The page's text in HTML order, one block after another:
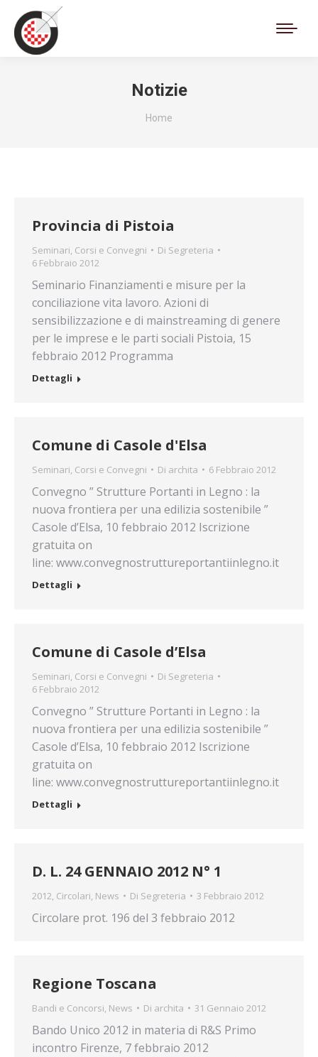
Notizie
Tu sei qui:
Home
Provincia di Pistoia
Seminari, Corsi e Convegni Di Segreteria
6 Febbraio 2012
Seminario Finanziamenti e misure per la
conciliazione vita lavoro. Azioni di
sensibilizzazione e di mainstreaming di genere
per le imprese e le parti sociali Pistoia, 15
febbraio 2012 Programma
Dettagli
Comune di Casole d'Elsa
Seminari, Corsi e Convegni Di archita 6 Febbraio 2012
Convegno ” Strutture Portanti in Legno : la
nuova frontiera per una edilizia sostenibile ”
Casole d’Elsa, 10 febbraio 2012 Iscrizione
gratuita on
line: www.convegnostruttureportantiinlegno.it
Dettagli
Comune di Casole d’Elsa
Seminari, Corsi e Convegni Di Segreteria
6 Febbraio 2012
Convegno ” Strutture Portanti in Legno : la
nuova frontiera per una edilizia sostenibile ”
Casole d’Elsa, 10 febbraio 2012 Iscrizione
gratuita on
line: www.convegnostruttureportantiinlegno.it
Dettagli
D. L. 24 GENNAIO 2012 N° 1
2012, Circolari, News Di Segreteria 3 Febbraio 2012
Circolare prot. 196 del 3 febbraio 2012
Regione Toscana
Bandi e Concorsi, News Di archita 31 Gennaio 2012
Bando Unico 2012 in materia di R&S Primo
incontro Firenze, 7 febbraio 2012